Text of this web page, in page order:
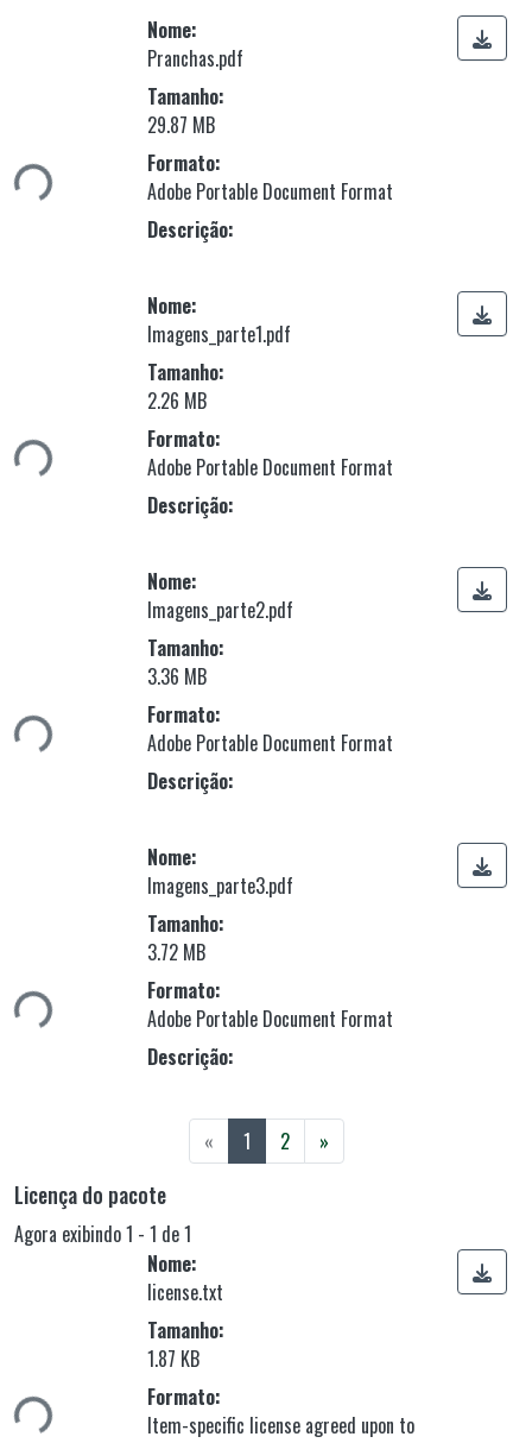
Carregando...
Nome:
Pranchas.pdf
Tamanho:
29.87 MB
Formato:
Adobe Portable Document Format
Descrição:
Carregando...
Nome:
Imagens_parte1.pdf
Tamanho:
2.26 MB
Formato:
Adobe Portable Document Format
Descrição:
Carregando...
Nome:
Imagens_parte2.pdf
Tamanho:
3.36 MB
Formato:
Adobe Portable Document Format
Descrição:
Carregando...
Nome:
Imagens_parte3.pdf
Tamanho:
3.72 MB
Formato:
Adobe Portable Document Format
Descrição:
« 1(current)
2 »
Licença do pacote
Agora exibindo1 - 1 de 1
Carregando...
Nome:
license.txt
Tamanho:
1.87 KB
Formato:
Item-specific license agreed upon to